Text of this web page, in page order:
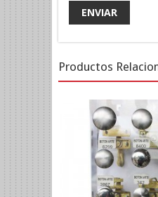
Productos